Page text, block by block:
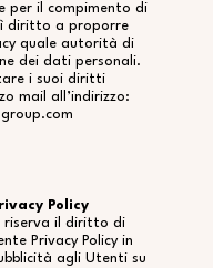
per il compimento di
diritto a proporre
quale autorità di
dei dati personali.
i suoi diritti
mail all’indirizzo:
Policy
riserva il diritto di
Privacy Policy in
agli Utenti su